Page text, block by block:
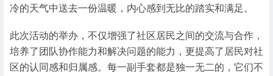
冷的天气中送去一份温暖，内心感到无比的踏实和满足。
此次活动的举办，不仅增强了社区居民之间的交流与合作，
培养了团队协作能力和解决问题的能力，更提高了居民对社
区的认同感和归属感。每一副手套都是独一无二的，它们不